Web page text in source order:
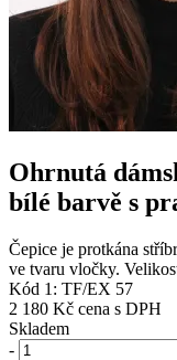
Ohrnutá
bílé barvě s
Čepice je protkána
ve tvaru vločky.
Kód 1: TF/EX 57
2 180 Kč cena s DPH
Skladem
-